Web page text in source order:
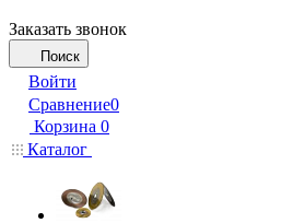
Заказать звонок
Поиск
Войти
Сравнение0
Корзина 0
Каталог